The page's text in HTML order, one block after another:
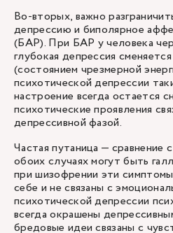
Во-вторых, важно
депрессию и биполярное
(БАР). При БАР у человека
глубокая депрессия
(состоянием чрезмерной
психотической депрессии
настроение всегда остается
психотические проявления
депрессивной фазой.
Частая путаница — сравнение
обоих случаях могут быть
при шизофрении эти
себе и не связаны с
психотической депрессии
всегда окрашены
бредовые идеи связаны с